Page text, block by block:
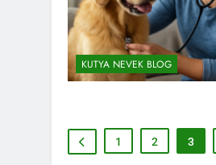
KUTYA NEVEK BLOG
1 2 3